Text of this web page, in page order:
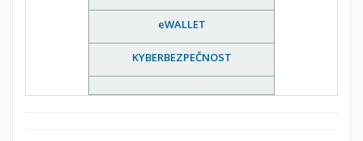
eWALLET
KYBERBEZPEČNOST